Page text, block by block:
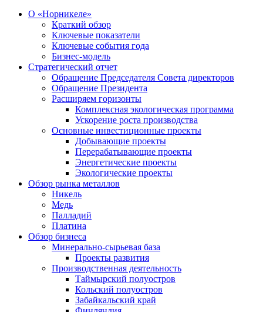
О «Норникеле»
Краткий обзор
Ключевые показатели
Ключевые события года
Бизнес-модель
Стратегический отчет
Обращение Председателя Совета директоров
Обращение Президента
Расширяем горизонты
Комплексная экологическая программа
Ускорение роста производства
Основные инвестиционные проекты
Добывающие проекты
Перерабатывающие проекты
Энергетические проекты
Экологические проекты
Обзор рынка металлов
Никель
Медь
Палладий
Платина
Обзор бизнеса
Минерально-сырьевая база
Проекты развития
Производственная деятельность
Таймырский полуостров
Кольский полуостров
Забайкальский край